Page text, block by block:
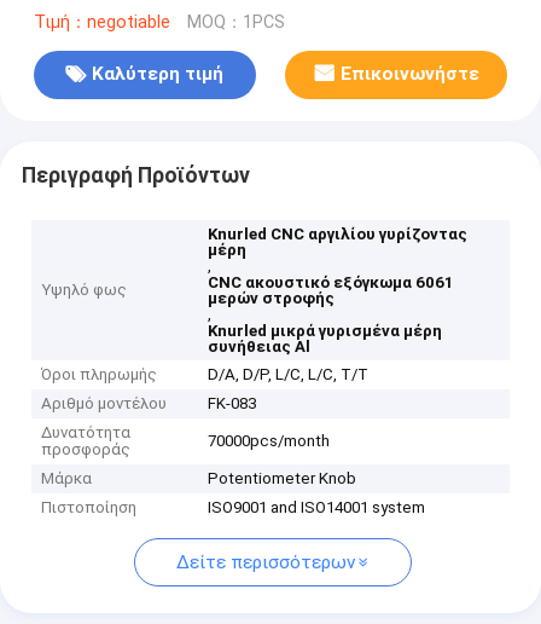
Τιμή：negotiable MOQ：1PCS
Καλύτερη τιμή Επικοινωνήστε
Περιγραφή Προϊόντων
Υψηλό φως
Knurled CNC αργιλίου γυρίζοντας
μέρη
,
CNC ακουστικό εξόγκωμα 6061
μερών στροφής
,
Knurled μικρά γυρισμένα μέρη
συνήθειας Al
Όροι πληρωμής
D/A, D/P, L/C, L/C, T/T
Αριθμό μοντέλου
FK-083
Δυνατότητα
προσφοράς
70000pcs/month
Μάρκα
Potentiometer Knob
Πιστοποίηση
ISO9001 and ISO14001 system
Δείτε περισσότερων